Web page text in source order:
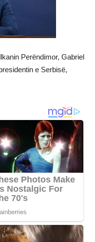
Perëndimor, Gabriel
e Serbisë,